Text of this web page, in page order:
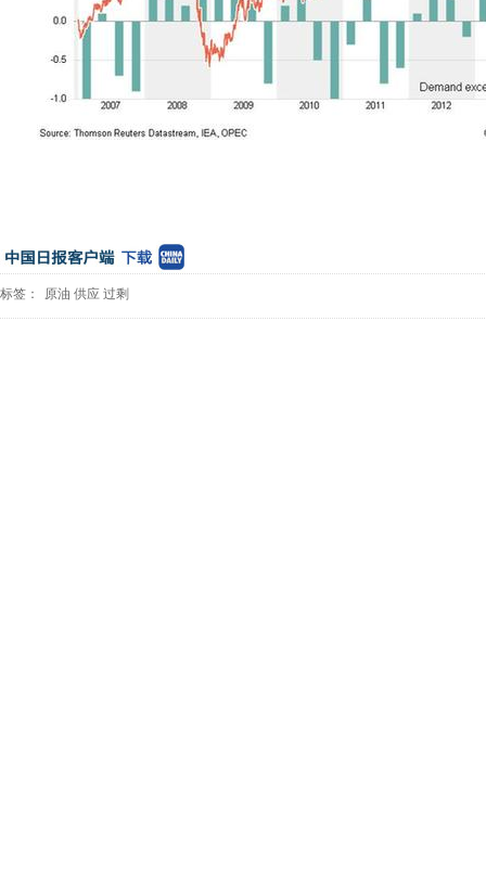
标签： 原油 供应 过剩